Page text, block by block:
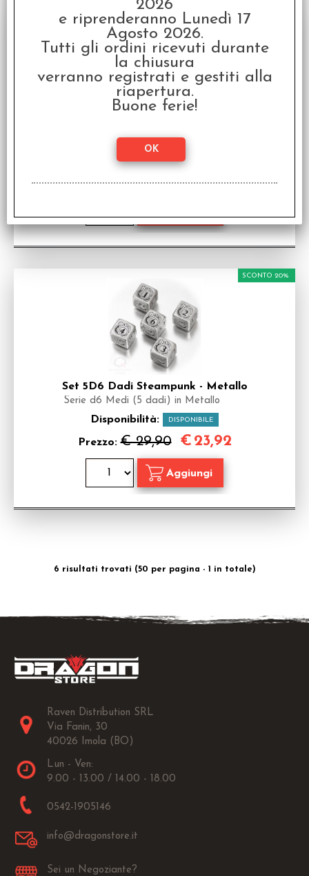
Serie d20 Medi (7 dadi)
Disponibilità: PROSSIMAMENTE
Prezzo:€ 15,99 €12,80
Set 5D6 Dadi Steampunk - Metallo
Serie d6 Medi (5 dadi) in Metallo
Disponibilità: DISPONIBILE
Prezzo:€ 29,90
SCONTO 20%
€ 23,92
6 risultati trovati (50 per pagina - 1 in totale)
Raven Distribution SRL
Via Fanin, 30
40026 Imola (BO)
Lun - Ven:
9.00 - 13.00 / 14.00 - 18.00
0542-1905146
info@dragonstore.it
Sei un Negoziante?
2026
e riprenderanno Lunedì 17
Agosto 2026.
Tutti gli ordini ricevuti durante
la chiusura
verranno registrati e gestiti alla
riapertura.
Buone ferie!